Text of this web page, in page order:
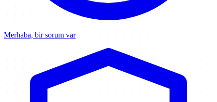
Merhaba, bir sorum var